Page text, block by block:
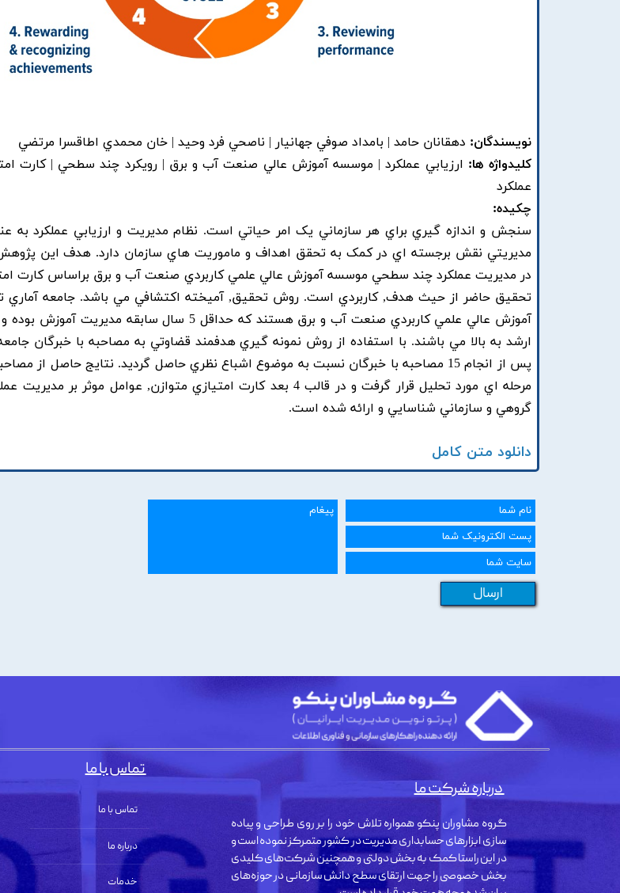
نویسندگان: دهقانان حامد | بامداد صوفي جهانيار | ناصحي فرد وحيد | خان محمدي اطاقسرا مرتضي
کلیدواژه ها: ارزيابي عملکرد | موسسه آموزش عالي صنعت آب و برق | رويکرد چند سطحي | کارت
عملکرد
چکیده:
سنجش و اندازه گيري براي هر سازماني يک امر حياتي است. نظام مديريت و ارزيابي عملکرد به
مديريتي نقش برجسته اي در کمک به تحقق اهداف و ماموريت هاي سازمان دارد. هدف اين
در مديريت عملکرد چند سطحي موسسه آموزش عالي علمي کاربردي صنعت آب و برق براساس کارت
تحقيق حاضر از حيث هدف, کاربردي است. روش تحقيق, آميخته اکتشافي مي باشد. جامعه آماري
آموزش عالي علمي کاربردي صنعت آب و برق هستند که حداقل 5 سال
ارشد به بالا مي باشند. با استفاده از روش نمونه گيري هدفمند قضاوتي به مصاحبه با خبرگان
پس از انجام 15 مصاحبه با خبرگان نسبت به موضوع اشباع نظري حاصل گرديد. نتايج حاصل از
مرحله اي مورد تحليل قرار گرفت و در قالب 4 بعد کارت امتيازي متوازن, عوامل
گروهي و سازماني شناسايي و ارائه شده است.
دانلود متن کامل
ارسال
تماس با ما
درباره ما
خدمات
تماس با ما
گروه مشاوران پنکو همواره تلاش خود را بر روی طراحی و پیاده
سازی ابزارهای حسابداری مدیریت در کشور متمرکز نموده است و
در این راستا کمک به بخش دولتی و همچنین شرکت‌های کلیدی
بخش خصوصی را جهت ارتقای سطح دانش سازمانی در حوزه‌های
درباره شرکت ما